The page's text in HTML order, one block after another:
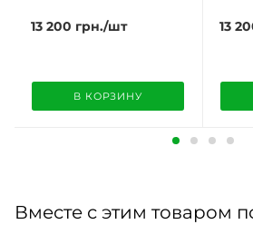
13 200 грн./шт
В КОРЗИНУ
13
Вместе с этим товаром